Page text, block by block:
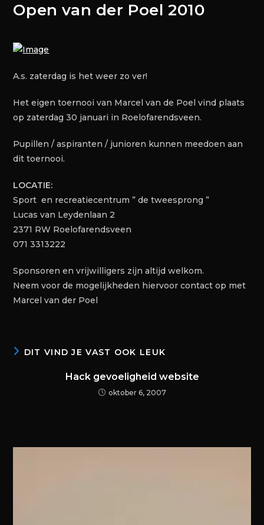
Open van der Poel 2010
A.s. zaterdag is het weer zo ver!
Het eigen toernooi van Marcel van de Poel vind plaats
op zaterdag 30 januari in Roelofarendsveen.
Pupillen / aspiranten / junioren kunnen meedoen aan
dit toernooi.
LOCATIE:
Sport en recreatiecentrum ” de tweesprong ”
Lucas van Leydenlaan 2
2371 RW Roelofarendsveen
071 3313222
Sponsoren en vrijwilligers zijn altijd welkom.
Neem voor de mogelijkheden hiervoor contact op met
Marcel van der Poel
DIT VIND JE VAST OOK LEUK
Hack gevoeligheid website
oktober 6, 2007